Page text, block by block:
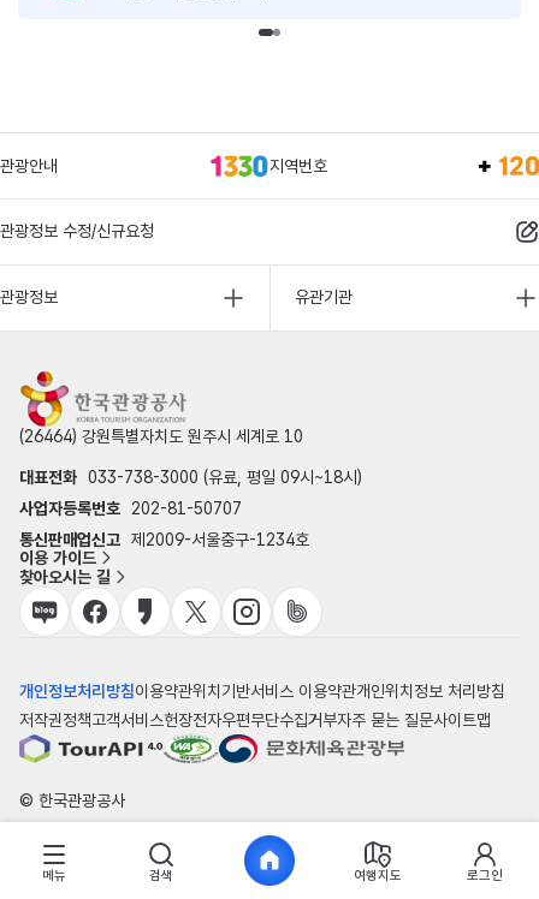
관광안내 지역번호
관광정보 수정/신규요청
관광정보 유관기관
(26464) 강원특별자치도 원주시 세계로 10
대표전화 033-738-3000 (유료, 평일 09시~18시)
사업자등록번호
202-81-50707
통신판매업신고 제2009-서울중구-1234호
이용 가이드
찾아오시는 길
개인정보처리방침이용약관위치기반서비스 이용약관개인위치정보 처리방침
저작권정책고객서비스헌장전자우편무단수집거부자주 묻는 질문사이트맵
© 한국관광공사
메뉴 검색 여행지도 로그인